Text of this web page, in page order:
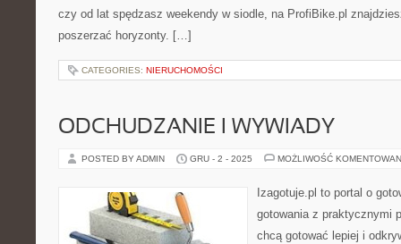
czy od lat spędzasz weekendy w siodle, na ProfiBike.pl
poszerzać horyzonty. […]
CATEGORIES: NIERUCHOMOŚCI
ODCHUDZANIE I WYWIADY
POSTED BY ADMIN GRU - 2 - 2025 MOŻLIWOŚĆ
Izagotuje.pl to portal o
gotowania z praktycznymi
chcą gotować lepiej i